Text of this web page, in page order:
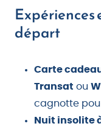
départ
Carte
Transat ou
cagnotte
Nuit insolite